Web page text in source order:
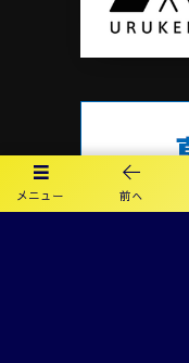
メニュー 前へ